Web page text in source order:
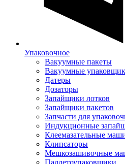
Упаковочное
Вакуумные пакеты
Вакуумные
Датеры
Дозаторы
Запайщики лотков
Запайщики пакетов
Запчасти для
Индукционные
Клеемазательные
Клипсаторы
Мешкозашивочные
Паллетоупаковщики